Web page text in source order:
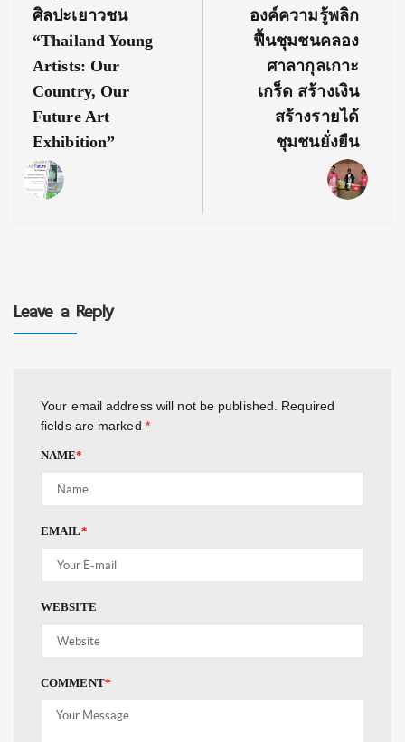
ศิลปะเยาวชน
“Thailand Young
Artists: Our
Country, Our
Future Art
Exhibition”
องค์ความรู้พลิก
ฟื้นชุมชนคลอง
ศาลากุลเกาะ
เกร็ด สร้างเงิน
สร้างรายได้
ชุมชนยั่งยืน
Leave a Reply
Your email address will not be published.
Required
fields are marked *
NAME*
EMAIL*
WEBSITE
COMMENT*